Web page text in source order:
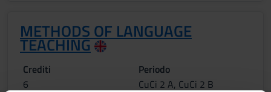
METHODS OF LANGUAGE
TEACHING
Crediti
6
Periodo
CuCi 2 A, CuCi 2 B